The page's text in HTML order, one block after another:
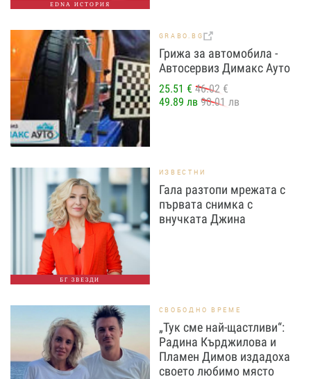
EDNA ИСТОРИЯ
GRABO.BG
Грижа за автомобила -
Автосервиз Димакс Ауто
25.51 € 46.02 €
49.89 лв 90.01 лв
БГ ЗВЕЗДИ
ИЗВЕСТНИ
Гала разтопи мрежата с
първата снимка с
внучката Джина
СВОБОДНО ВРЕМЕ
„Тук сме най-щастливи“:
Радина Кърджилова и
Пламен Димов издадоха
своето любимо място